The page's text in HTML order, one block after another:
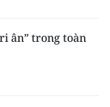
ân” trong toàn